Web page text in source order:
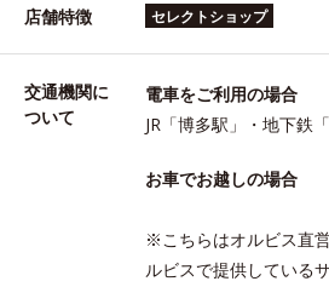
店舗特徴 セレクトショップ
交通機関に
ついて
電車をご利用の場合
JR「博多駅」・地下鉄
お車でお越しの場合
※こちらはオルビス直
ルビスで提供している